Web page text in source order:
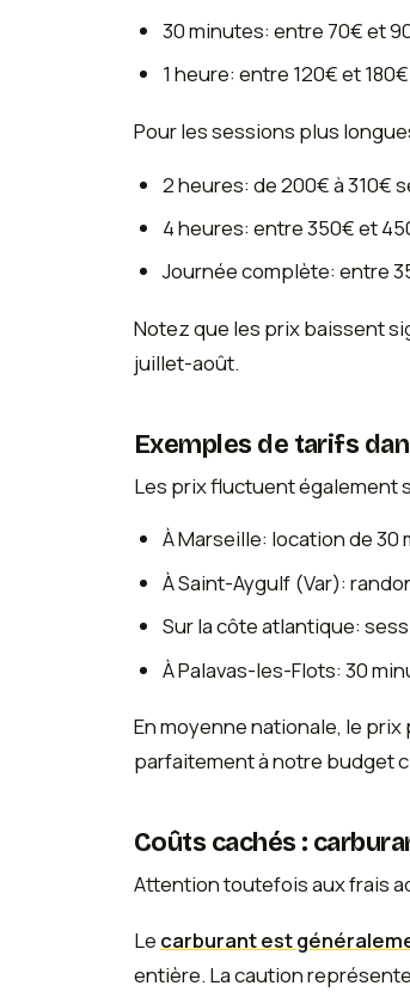
30 minutes: entre 70€ et
1 heure: entre 120€ et 180€
Pour les sessions plus
2 heures: de 200€ à 310€
4 heures: entre 350€ et
Journée complète: entre
Notez que les prix baissent
juillet-août.
Exemples de tarifs
Les prix fluctuent également
À Marseille: location de 30
À Saint-Aygulf (Var):
Sur la côte atlantique:
À Palavas-les-Flots: 30
En moyenne nationale, le
parfaitement à notre budget
Coûts cachés :
Attention toutefois aux frais
Le carburant est
entière. La caution